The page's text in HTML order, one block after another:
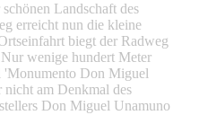
Landschaft des
erreicht nun die kleine
biegt der Radweg
wenige hundert Meter
'Monumento Don Miguel
am Denkmal des
Don Miguel Unamuno